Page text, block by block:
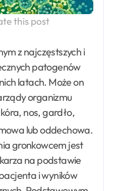
this post
z najczęstszych i
patogenów
latach. Może on
organizmu
nos, gardło,
lub oddechowa.
gronkowcem jest
na podstawie
i wyników